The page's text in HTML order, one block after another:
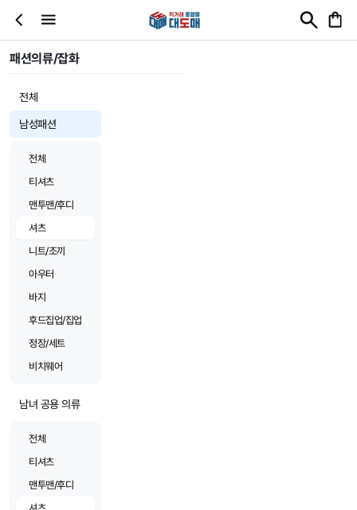
패션의류/잡화
전체
남성패션
전체
티셔츠
맨투맨/후디
셔츠
니트/조끼
아우터
바지
후드집업/집업
정장/세트
비치웨어
남녀 공용 의류
전체
티셔츠
맨투맨/후디